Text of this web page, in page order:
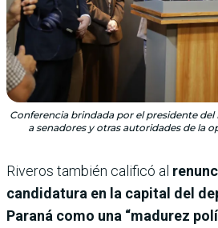
Conferencia brindada por el presidente del
a senadores y otras autoridades de la
Riveros también calificó al
candidatura en la capital del
Paraná como una “madurez